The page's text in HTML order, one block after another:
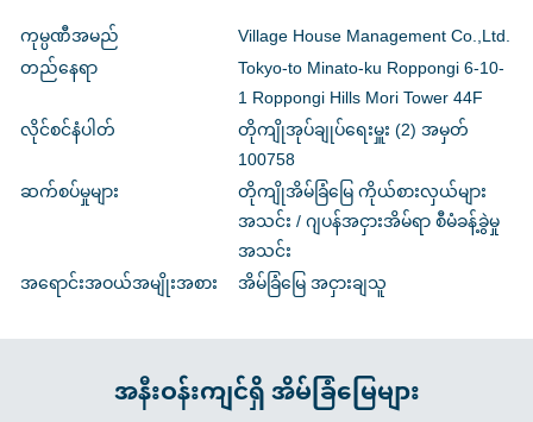
ကုမ္ပဏီအမည်
Village House Management Co.,Ltd.
တည်နေရာ
Tokyo-to Minato-ku Roppongi 6-10-
1 Roppongi Hills Mori Tower 44F
လိုင်စင်နံပါတ်
တိုကျိုအုပ်ချုပ်ရေးမှူး (2) အမှတ်
100758
ဆက်စပ်မှုများ
တိုကျိုအိမ်ခြံမြေ ကိုယ်စားလှယ်များ
အသင်း / ဂျပန်အငှားအိမ်ရာ စီမံခန့်ခွဲမှု
အသင်း
အရောင်းအဝယ်အမျိုးအစား
အိမ်ခြံမြေ အငှားချသူ
အနီးဝန်းကျင်ရှိ အိမ်ခြံမြေများ